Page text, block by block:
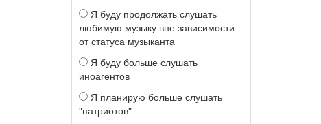
Я буду продолжать слушать
любимую музыку вне зависимости
от статуса музыканта
Я буду больше слушать
иноагентов
Я планирую больше слушать
"патриотов"